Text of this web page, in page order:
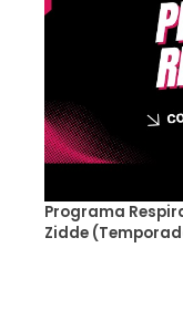
Programa
Zidde